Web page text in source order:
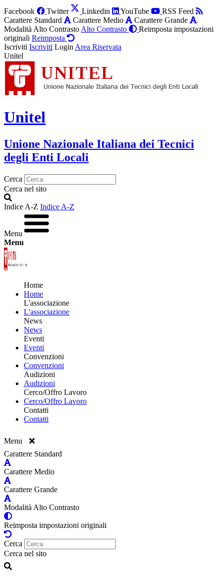
Facebook Twitter Linkedin YouTube
RSS Feed
Carattere Standard
Carattere Medio
Carattere Grande
Modalità Alto Contrasto Alto Contrasto
Reimposta impostazioni
originali Reimposta
Iscriviti Iscriviti Login Area Riservata
Unitel
Unitel
Unione Nazionale Italiana dei Tecnici
degli Enti Locali
Cerca
Cerca nel sito
Indice A-Z Indice A-Z
Menu
Menu
Home
Home
L'associazione
L'associazione
News
News
Eventi
Eventi
Convenzioni
Convenzioni
Audizioni
Audizioni
Cerco/Offro Lavoro
Cerco/Offro Lavoro
Contatti
Contatti
Menu
Carattere Standard
Carattere Medio
Carattere Grande
Modalità Alto Contrasto
Reimposta impostazioni originali
Cerca
Cerca nel sito